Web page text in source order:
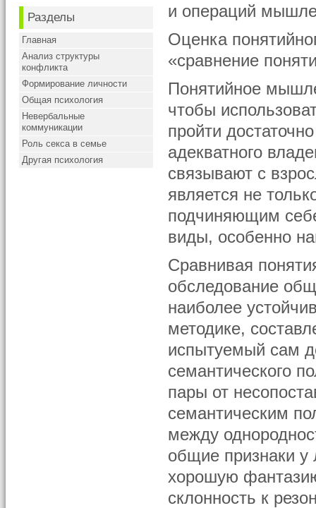
Разделы
Главная
Анализ структуры
конфликта
Формирование личности
Общая психология
Невербальные
коммуникации
Роль секса в семье
Другая психология
и операций
Оценка
«сравнение
Понятийное
чтобы
пройти
адекватного
связывают с
является не
подчиняющим
виды, особенно
Сравнивая
обследование
наиболее
методике,
испытуемый сам
семантического
пары от
семантическим
между
общие признаки
хорошую
склонность к